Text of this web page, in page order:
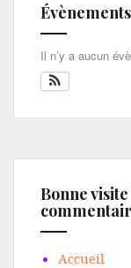
Il n’y a aucun
Bonne
Accueil